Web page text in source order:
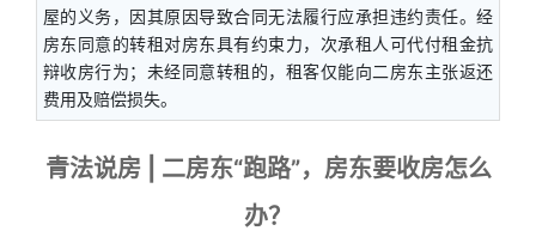
屋的义务，因其原因导致合同无法履行应承担违约责任。经
房东同意的转租对房东具有约束力，次承租人可代付租金抗
辩收房行为；未经同意转租的，租客仅能向二房东主张返还
费用及赔偿损失。
青法说房 | 二房东“跑路”，房东要收房怎么
办？